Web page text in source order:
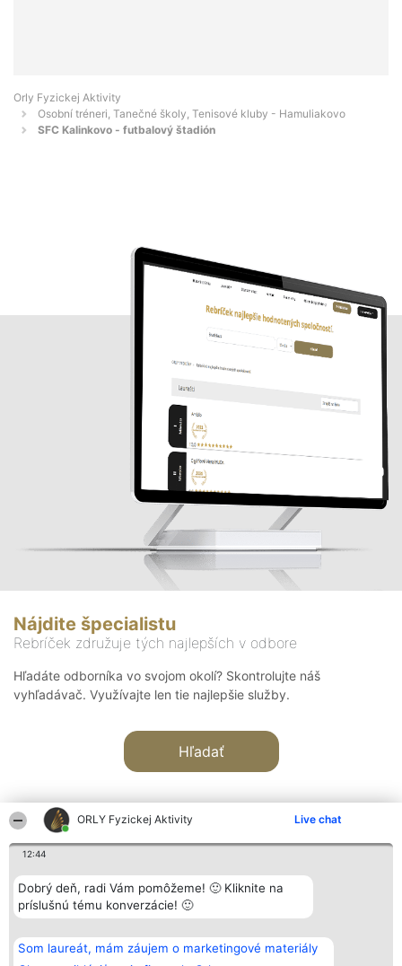
ORLY Fyzickej Aktivity Live chat
12:44
Dobrý deň, radi Vám pomôžeme! 🙂 Kliknite na
príslušnú tému konverzácie! 🙂
Som laureát, mám záujem o marketingové materiály
Orly Fyzickej Aktivity
Osobní tréneri, Tanečné školy, Tenisové kluby - Hamuliakovo
SFC Kalinkovo - futbalový štadión
Nájdite špecialistu
Rebríček združuje tých najlepších v odbore
Hľadáte odborníka vo svojom okolí? Skontrolujte náš
vyhľadávač. Využívajte len tie najlepšie služby.
Hľadať
Organizátor hodnotenia
Bright Side Solutions sp. z o.
o. sp. k.
Wrocław 50-079
KRS 0000749100 | Regon
381313360 | NIP 8943132676
Hodnotenie
Laureáti
Lista
Laureatów
Podmienky
Obchodné
Kontakt
Kontakt